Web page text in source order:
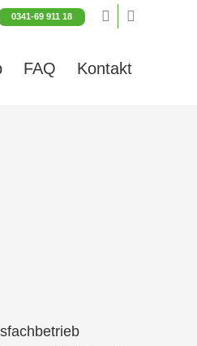
0341-69 911 18
FAQ Kontakt